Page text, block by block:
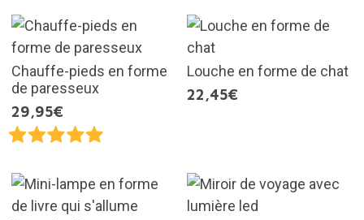
Chauffe-pieds en forme
de paresseux
29,95€
Louche en forme de chat
22,45€